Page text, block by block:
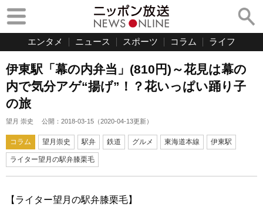
エンタメ ニュース スポーツ コラム ライフ
伊東駅「幕の内弁当」(810円)～花見は幕の
内で気分アゲ“揚げ”！？花いっぱい踊り子
の旅
望月 崇史 公開： 2018-03-15 （2020-04-13更新）
コラム 望月崇史 駅弁 鉄道 グルメ 東海道本線 伊東駅
ライター望月の駅弁膝栗毛
【ライター望月の駅弁膝栗毛】